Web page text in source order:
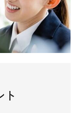
ト